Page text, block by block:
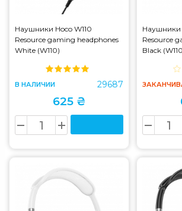
Наушники Hoco W110
Resource gaming headphones
White (W110)
В НАЛИЧИИ 29687
625 ₴
Наушники
Resource
Black